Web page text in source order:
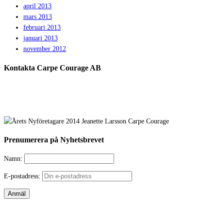
april 2013
mars 2013
februari 2013
januari 2013
november 2012
Kontakta Carpe Courage AB
Prenumerera på Nyhetsbrevet
Namn:
E-postadress: